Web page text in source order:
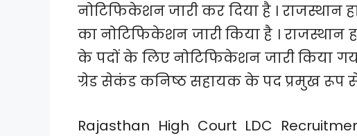
नोटिफिकेशन जारी कर दिया है । राजस्थान
का नोटिफिकेशन जारी किया है ।
के पदों के लिए नोटिफिकेशन जारी किया
ग्रेड सेकंड कनिष्ठ सहायक के पद प्रमुख रूप से
Rajasthan High Court LDC